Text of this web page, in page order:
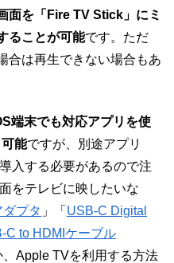
面を「Fire TV Stick」にミ
ることが可能です。ただ
合は再生できない場合もあ
端末でも対応アプリを使
能ですが、別途アプリ
入する必要があるので注
をテレビに映したいな
プタ 」「 USB-C Digital
C to HDMIケーブル
、Apple TVを利用する方法